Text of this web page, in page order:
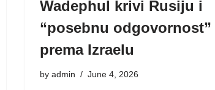
Wadephul krivi Rusiju i
“posebnu odgovornost”
prema Izraelu
by admin June 4, 2026